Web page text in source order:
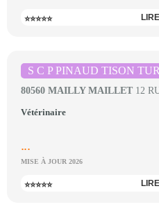
⭐⭐⭐⭐⭐
S C P PINAUD TISON
80560 MAILLY MAILLET 12
Vétérinaire
...
MISE À JOUR 2026
⭐⭐⭐⭐⭐